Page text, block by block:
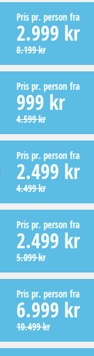
Pris pr. person fra
2.999 kr
8.199 kr
Pris pr. person fra
999 kr
4.599 kr
Pris pr. person fra
2.499 kr
4.499 kr
Pris pr. person fra
2.499 kr
5.099 kr
Pris pr. person fra
6.999 kr
10.499 kr